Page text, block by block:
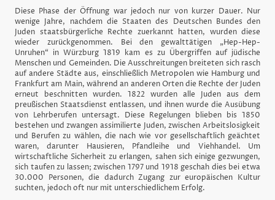
Diese Phase der Öffnung war jedoch nur von kurzer Dauer. Nur
wenige Jahre, nachdem die Staaten des Deutschen Bundes den
Juden staatsbürgerliche Rechte zuerkannt hatten, wurden diese
wieder zurückgenommen. Bei den gewalttätigen „Hep-Hep-
Unruhen“ in Würzburg 1819 kam es zu Übergriffen auf jüdische
Menschen und Gemeinden. Die Ausschreitungen breiteten sich rasch
auf andere Städte aus, einschließlich Metropolen wie Hamburg und
Frankfurt am Main, während an anderen Orten die Rechte der Juden
erneut beschnitten wurden. 1822 wurden alle Juden aus dem
preußischen Staatsdienst entlassen, und ihnen wurde die Ausübung
von Lehrberufen untersagt. Diese Regelungen blieben bis 1850
bestehen und zwangen assimilierte Juden, zwischen Arbeitslosigkeit
und Berufen zu wählen, die nach wie vor gesellschaftlich geächtet
waren, darunter Hausieren, Pfandleihe und Viehhandel. Um
wirtschaftliche Sicherheit zu erlangen, sahen sich einige gezwungen,
sich taufen zu lassen; zwischen 1797 und 1918 geschah dies bei etwa
30.000 Personen, die dadurch Zugang zur europäischen Kultur
suchten, jedoch oft nur mit unterschiedlichem Erfolg.